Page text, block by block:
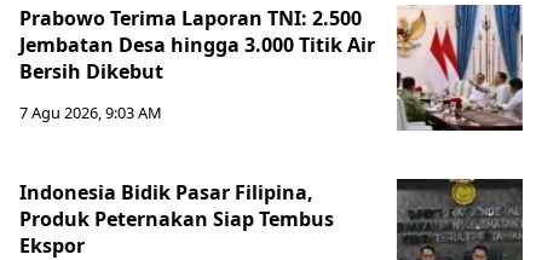
Prabowo Terima Laporan TNI: 2.500
Jembatan Desa hingga 3.000 Titik Air
Bersih Dikebut
7 Agu 2026, 9:03 AM
Indonesia Bidik Pasar Filipina,
Produk Peternakan Siap Tembus
Ekspor